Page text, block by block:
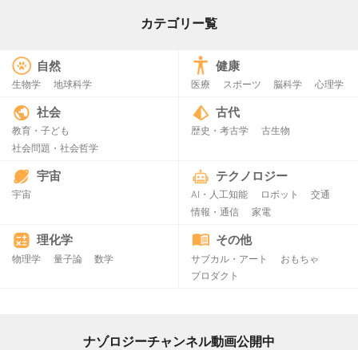
カテゴリー覧
自然
生物学 地球科学
健康
医療 スポーツ 脳科学 心理学
社会
教育・子ども
社会問題・社会哲学
古代
歴史・考古学 古生物
宇宙
宇宙
テクノロジー
AI・人工知能 ロボット
交通
情報・通信
家電
理化学
物理学 量子論 数学
その他
サブカル・アート
おもちゃ
プロダクト
ナゾロジーチャンネル動画公開中